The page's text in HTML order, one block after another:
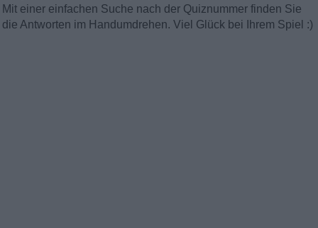
Mit einer einfachen Suche nach der Quiznummer finden Sie
die Antworten im Handumdrehen. Viel Glück bei Ihrem Spiel :)